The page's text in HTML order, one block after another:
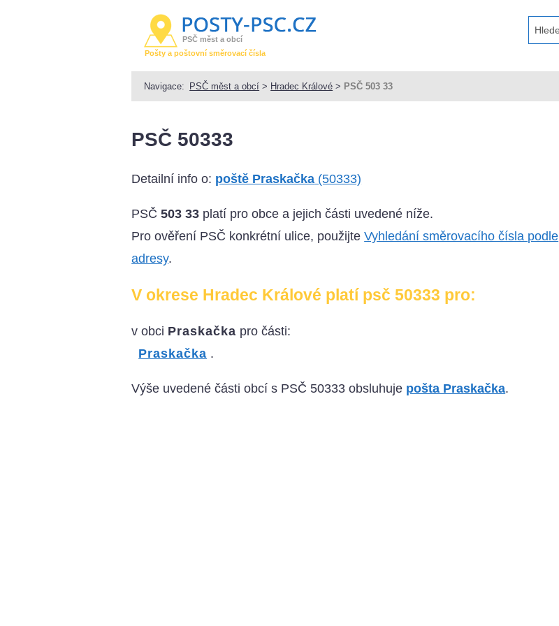
PSČ měst a obcí
Pošty a poštovní směrovací čísla
Navigace: PSČ měst a obcí > Hradec Králové > PSČ 503 33
PSČ 50333
Detailní info o: poště Praskačka (50333)
PSČ503 33 platí pro obce a jejich části uvedené níže.
Pro ověření PSČ konkrétní ulice, použijteVyhledání směrovacího čísla podle
adresy.
V okrese Hradec Králové platí psč 50333 pro:
v obci Praskačka pro části:
Praskačka .
Výše uvedené části obcí s PSČ 50333 obsluhuje pošta Praskačka.